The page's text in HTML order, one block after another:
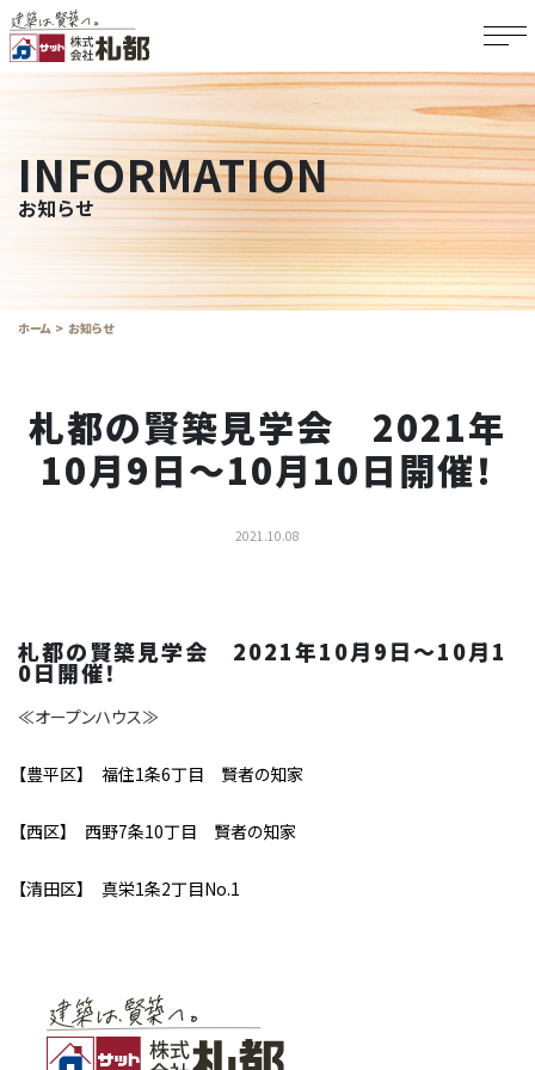
INFORMATION
お知らせ
ホーム お知らせ
札都の賢築見学会 2021年
10月9日～10月10日開催！
2021.10.08
札都の賢築見学会 2021年10月9日～10月1
0日開催！
≪オープンハウス≫
【豊平区】 福住1条6丁目 賢者の知家
【西区】 西野7条10丁目 賢者の知家
【清田区】 真栄1条2丁目No.1